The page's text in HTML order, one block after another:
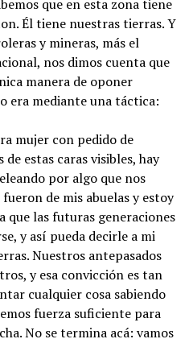
que en esta zona tiene
Él tiene nuestras tierras. Y
y mineras, más el
nos dimos cuenta que
manera de oponer
era mediante una táctica:
mujer con pedido de
estas caras visibles, hay
por algo que nos
de mis abuelas y estoy
que las futuras generaciones
y así pueda decirle a mi
Nuestros antepasados
y esa convicción es tan
cualquier cosa sabiendo
fuerza suficiente para
No se termina acá: vamos